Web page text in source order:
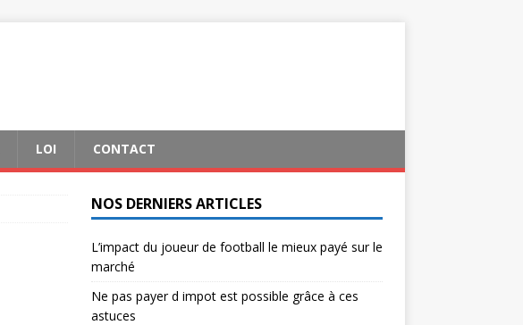
LOI CONTACT
NOS DERNIERS ARTICLES
L’impact du joueur de football le mieux payé sur le
marché
Ne pas payer d impot est possible grâce à ces
astuces